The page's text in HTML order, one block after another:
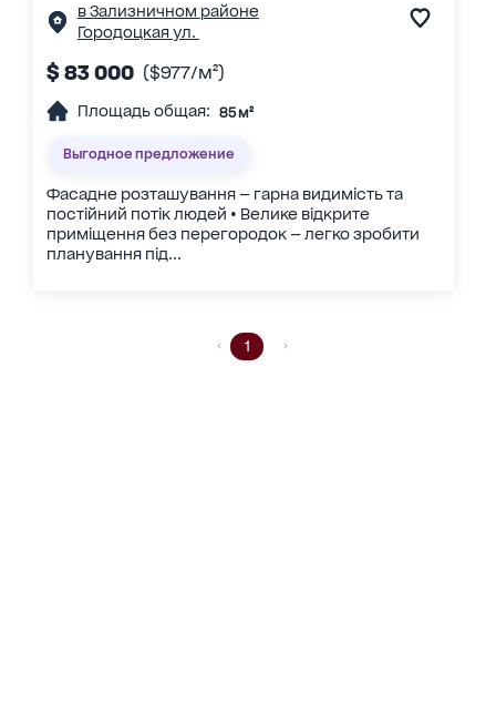
в Зализничном районе
Городоцкая ул.
$ 83 000 ($977/м²)
Площадь общая: 85 м²
Выгодное предложение
Фасадне розташування — гарна видимість та
постійний потік людей • Велике відкрите
приміщення без перегородок — легко зробити
планування під...
1